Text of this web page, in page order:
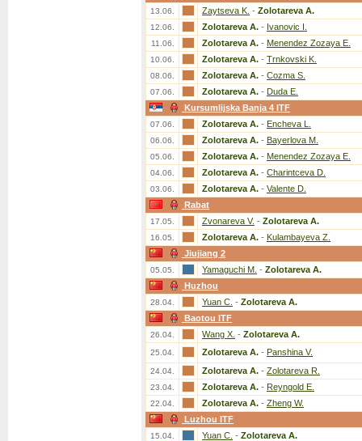
13.06. Zaytseva K. - Zolotareva A.
12.06. Zolotareva A. - Ivanovic I.
11.06. Zolotareva A. - Menendez Zozaya E.
10.06. Zolotareva A. - Trnkovski K.
08.06. Zolotareva A. - Cozma S.
07.06. Zolotareva A. - Duda E.
Kursumlijska Banja 4 ITF
07.06. Zolotareva A. - Encheva L.
06.06. Zolotareva A. - Bayerlova M.
05.06. Zolotareva A. - Menendez Zozaya E.
04.06. Zolotareva A. - Charintceva D.
03.06. Zolotareva A. - Valente D.
Rabat
17.05. Zvonareva V. - Zolotareva A.
16.05. Zolotareva A. - Kulambayeva Z.
Jiujiang 2
05.05. Yamaguchi M. - Zolotareva A.
Huzhou
28.04. Yuan C. - Zolotareva A.
Baotou ITF
26.04. Wang X. - Zolotareva A.
25.04. Zolotareva A. - Panshina V.
24.04. Zolotareva A. - Zolotareva R.
23.04. Zolotareva A. - Reyngold E.
22.04. Zolotareva A. - Zheng W.
Luzhou ITF
15.04. Yuan C. - Zolotareva A.